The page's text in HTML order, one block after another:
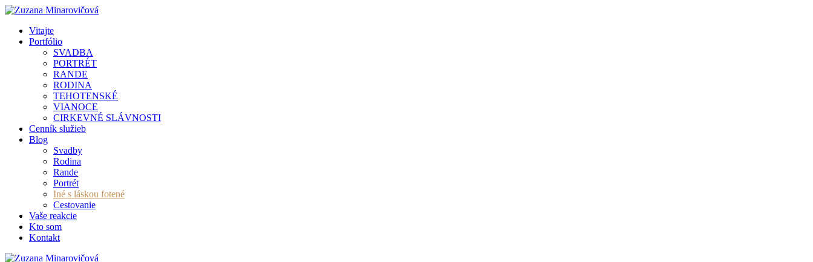
Vitajte
Portfólio
SVADBA
PORTRÉT
RANDE
RODINA
TEHOTENSKÉ
VIANOCE
CIRKEVNÉ SLÁVNOSTI
Cenník služieb
Blog
Svadby
Rodina
Rande
Portrét
Iné s láskou fotené
Cestovanie
Vaše reakcie
Kto som
Kontakt